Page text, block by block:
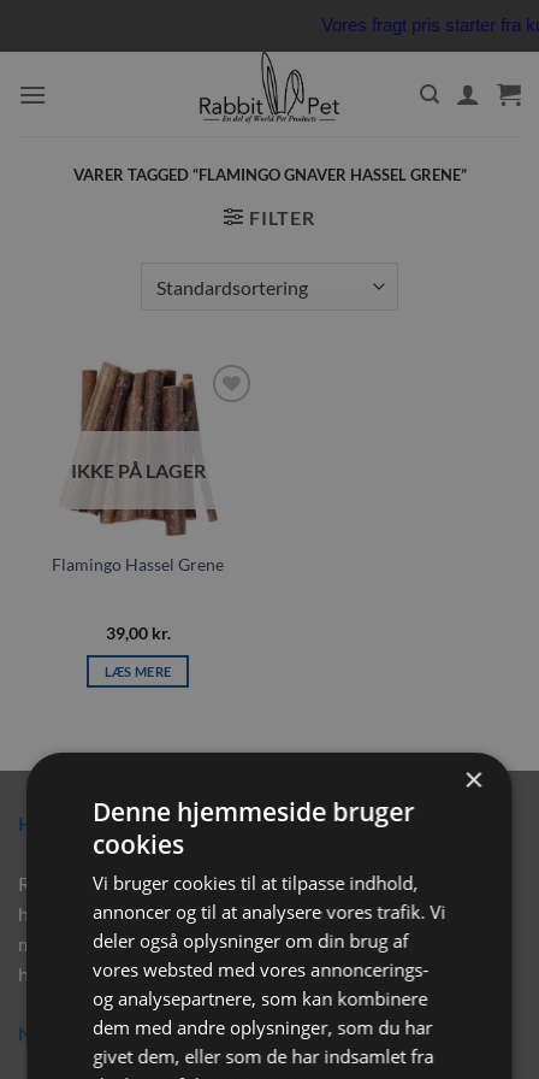
Vores fragt pris starter fra
VARER TAGGED “FLAMINGO GNAVER HASSEL GRENE”
FILTER
Tilføj til
ønskeliste
IKKE PÅ LAGER
Flamingo Hassel Grene
39,00 kr.
LÆS MERE
Hvorfor vælge Rabbitpet?
Rabbitpet sælger ikke kun kvalitetsprodukter såsom, foder,
hø, aktivering, strøelse mm. til vores kunder. Vi hjælper også
med rådgivning, så tøv ikke med at skrive eller ring til os for
hjælp..
Nyhedsbrev
×
Denne hjemmeside bruger
cookies
Vi bruger cookies til at tilpasse indhold,
annoncer og til at analysere vores trafik. Vi
deler også oplysninger om din brug af
vores websted med vores annoncerings-
og analysepartnere, som kan kombinere
dem med andre oplysninger, som du har
givet dem, eller som de har indsamlet fra